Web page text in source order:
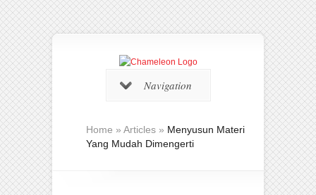
Navigation
Home » Articles » Menyusun Materi
Yang Mudah Dimengerti